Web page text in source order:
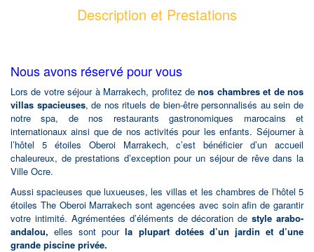
Description et Prestations
Nous avons réservé pour vous
Lors de votre séjour à Marrakech, profitez denos chambres et de nos
villas spacieuses, de nos rituels de bien-être personnalisés au sein de
notre spa, de nos restaurants gastronomiques marocains et
internationaux ainsi que de nos activités pour les enfants. Séjourner à
l’hôtel 5 étoiles Oberoi Marrakech, c’est bénéficier d’un accueil
chaleureux, de prestations d’exception pour un séjour de rêve dans la
Ville Ocre.
Aussi spacieuses que luxueuses, les villas et les chambres de l’hôtel 5
étoiles The Oberoi Marrakech sont agencées avec soin afin de garantir
votre intimité. Agrémentées d’éléments de décoration destyle arabo-
andalou, elles sont pourla plupart dotées d’un jardin et d’une
grande piscine privée.